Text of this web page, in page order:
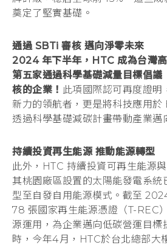
國
內
外
多
項
大
獎，
奠定了堅實基礎。
通過 SBTi 審核 邁向淨零未來
2024 年下半年，HTC 成為台灣
第五家通過科學基礎減量目標倡
核的企業！ 此項國際認可再度證明
新力的領航者，更是將科技應用於
透過科學基礎減碳計畫帶動產業邁
持續投資再生能源 推動能源轉型
此外，HTC 持續投資可再生能源
其桃園廠區設置的太陽能發電系統
型至自發自用能源模式。截至
78 張國家再生能源憑證（T-REC
源運用，為企業邁向低碳營運目標
時，今年4月，HTC於台北總部